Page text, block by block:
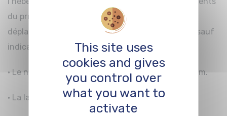
du programme seront pris en charge. Les frais de
déplacement seront à la charge des participants, sauf
indication contraire.
· Le nombre de participants est limité à 15 maximum.
· La langue de travail est l’allemand.
This site uses
cookies and gives
you control over
what you want to
activate